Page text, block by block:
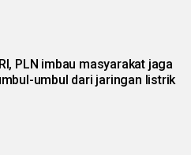
PLN imbau masyarakat jaga
umbul dari jaringan listrik